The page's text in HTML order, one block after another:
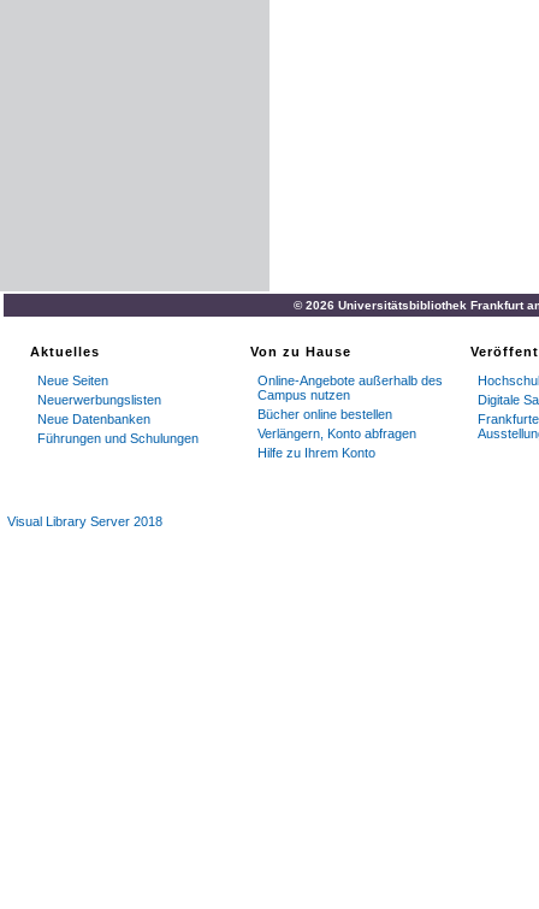
© 2026 Universitätsbibliothek Frankfurt
Aktuelles
Neue Seiten
Neuerwerbungslisten
Neue Datenbanken
Führungen und Schulungen
Von zu Hause
Online-Angebote außerhalb des
Campus nutzen
Bücher online bestellen
Verlängern, Konto abfragen
Hilfe zu Ihrem Konto
Digitale
Visual Library Server 2018